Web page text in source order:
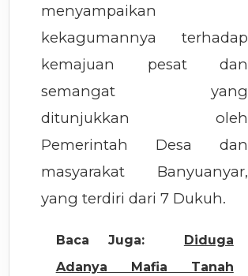
menyampaikan
kekagumannya terhadap
kemajuan pesat dan
semangat yang
ditunjukkan oleh
Pemerintah Desa dan
masyarakat Banyuanyar,
yang terdiri dari 7 Dukuh.
Baca Juga:
Diduga
Adanya Mafia Tanah